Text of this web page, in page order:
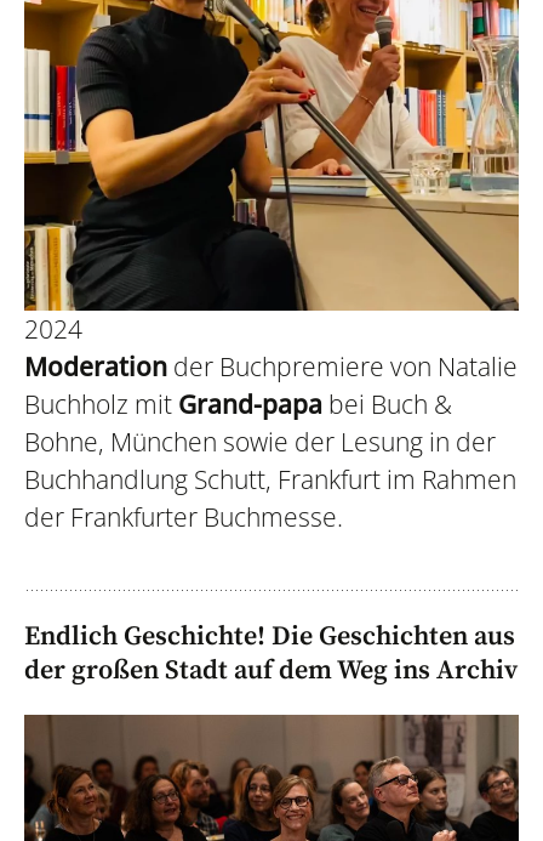
2024
Moderation der Buchpremiere von Natalie
Buchholz mit Grand-papa bei Buch &
Bohne, München sowie der Lesung in der
Buchhandlung Schutt, Frankfurt im Rahmen
der Frankfurter Buchmesse.
Endlich Geschichte! Die Geschichten aus
der großen Stadt auf dem Weg ins Archiv